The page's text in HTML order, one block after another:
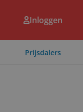
Inloggen
Prijsdalers